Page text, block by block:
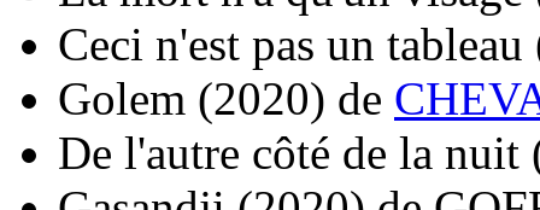
Ceci n'est pas un tableau
Golem (2020) de
De l'autre côté de la nuit